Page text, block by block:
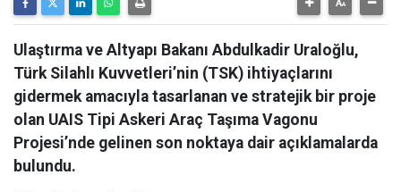
Ulaştırma ve Altyapı Bakanı Abdulkadir Uraloğlu,
Türk Silahlı Kuvvetleri’nin (TSK) ihtiyaçlarını
gidermek amacıyla tasarlanan ve stratejik bir proje
olan UAIS Tipi Askeri Araç Taşıma Vagonu
Projesi’nde gelinen son noktaya dair açıklamalarda
bulundu.